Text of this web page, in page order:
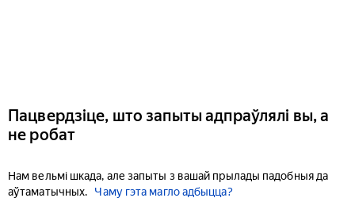
Пацвердзіце, што запыты адпраўлялі вы, а
не робат
Нам вельмі шкада, але запыты з вашай прылады падобныя да
аўтаматычных.
Чаму гэта магло адбыцца?